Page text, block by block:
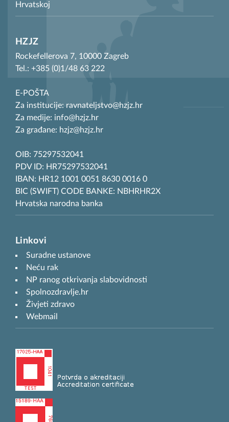
Hrvatskoj
HZJZ
Rockefellerova 7, 10000 Zagreb
Tel.: +385 (0)1/48 63 222
E-POŠTA
Za institucije: ravnateljstvo@hzjz.hr
Za medije: info@hzjz.hr
Za građane: hzjz@hzjz.hr
OIB: 75297532041
PDV ID: HR75297532041
IBAN: HR12 1001 0051 8630 0016 0
BIC (SWIFT) CODE BANKE: NBHRHR2X
Hrvatska narodna banka
Linkovi
Suradne ustanove
Neću rak
NP ranog otkrivanja slabovidnosti
Spolnozdravlje.hr
Živjeti zdravo
Webmail